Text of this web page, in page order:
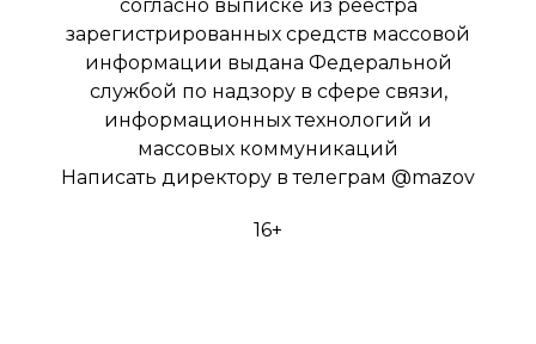
согласно выписке из реестра
зарегистрированных средств массовой
информации выдана Федеральной
службой по надзору в сфере связи,
информационных технологий и
массовых коммуникаций
Написать директору в телеграм @mazov
16+